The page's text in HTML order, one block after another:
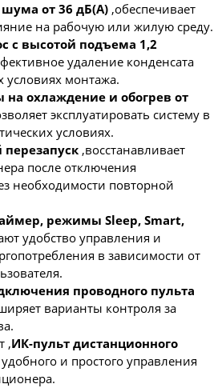
от 36 дБ(А),обеспечивает
на рабочую или жилую среду.
с высотой подъема 1,2
удаление конденсата
монтажа.
на охлаждение и обогрев от
эксплуатировать систему в
условиях.
,восстанавливает
после отключения
необходимости повторной
режимы Sleep, Smart,
удобство управления и
в зависимости от
проводного пульта
варианты контроля за
,ИК-пульт дистанционного
и простого управления